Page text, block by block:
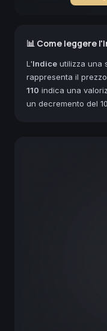
📊 Come leggere
L'Indice utilizza una
rappresenta il
110 indica una
un decremento del